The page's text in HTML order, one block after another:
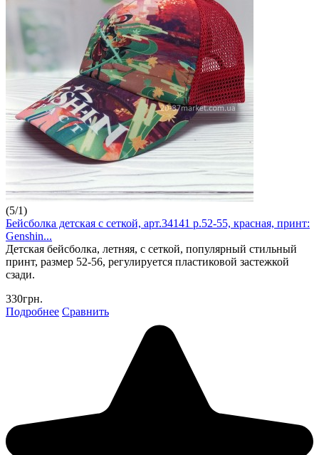
(5/1)
Бейсболка детская с сеткой, арт.34141 р.52-55, красная, принт:
Genshin...
Детская бейсболка, летняя, с сеткой, популярный стильный
принт, размер 52-56, регулируется пластиковой застежкой
сзади.
330грн.
Подробнее Сравнить